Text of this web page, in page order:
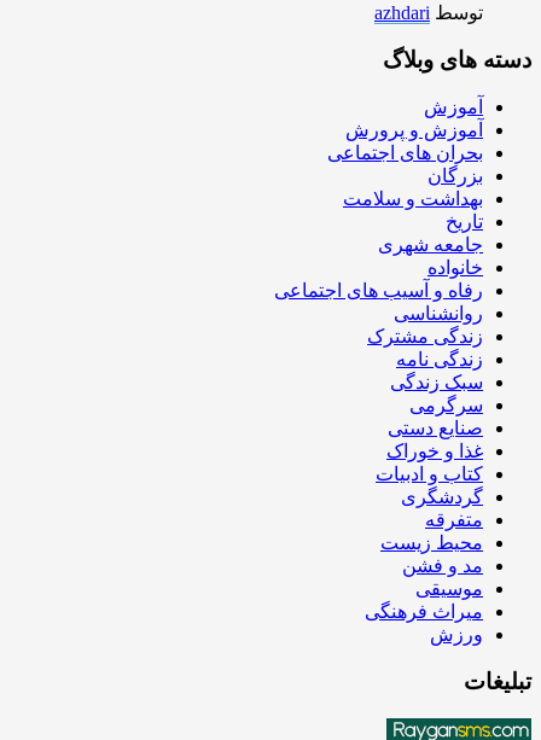
توسط azhdari
دسته های وبلاگ
آموزش
آموزش و پرورش
بحران های اجتماعی
بزرگان
بهداشت و سلامت
تاریخ
جامعه شهری
خانواده
رفاه و آسیب های اجتماعی
روانشناسی
زندگی مشترک
زندگی نامه
سبک زندگی
سرگرمی
صنایع دستی
غذا و خوراک
کتاب و ادبیات
گردشگری
متفرقه
محیط زیست
مد و فشن
موسیقی
میراث فرهنگی
ورزش
تبلیغات